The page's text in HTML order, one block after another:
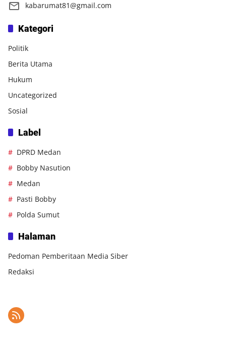
kabarumat81@gmail.com
Kategori
Politik
Berita Utama
Hukum
Uncategorized
Sosial
Label
DPRD Medan
Bobby Nasution
Medan
Pasti Bobby
Polda Sumut
Halaman
Pedoman Pemberitaan Media Siber
Redaksi